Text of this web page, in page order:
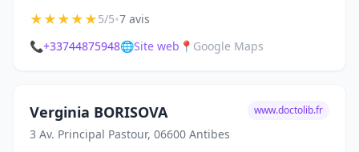
★★★★★5/5•7 avis
📞+33744875948🌐Site web 📍 Google Maps
Verginia BORISOVA
3 Av. Principal Pastour, 06600 Antibes
www.doctolib.fr